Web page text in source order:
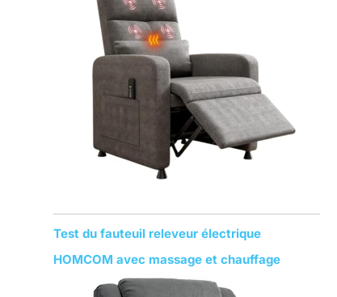
Test du fauteuil releveur électrique
HOMCOM avec massage et chauffage